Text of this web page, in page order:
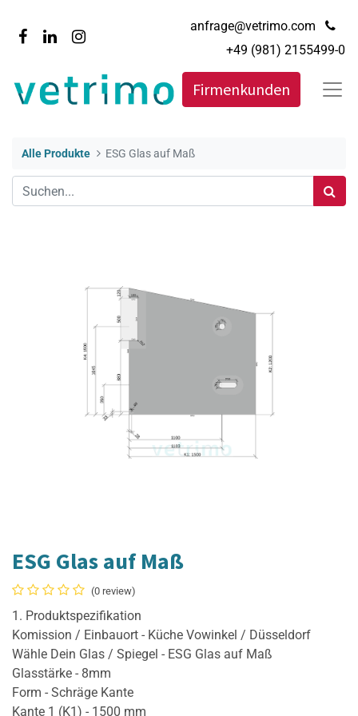
anfrage@vetrimo.com
+49 (981) 2155499-0
Firmenkunden
Alle Produkte ESG Glas auf Maß
ESG Glas auf Maß
(0 review)
1. Produktspezifikation
Komission / Einbauort - Küche Vowinkel / Düsseldorf
Wähle Dein Glas / Spiegel - ESG Glas auf Maß
Glasstärke - 8mm
Form - Schräge Kante
Kante 1 (K1) - 1500 mm